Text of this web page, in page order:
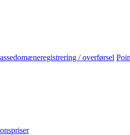
/ overførsel